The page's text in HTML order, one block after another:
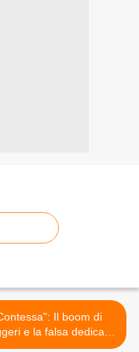
Il boom di
e la falsa dedica a
Renato Zero >